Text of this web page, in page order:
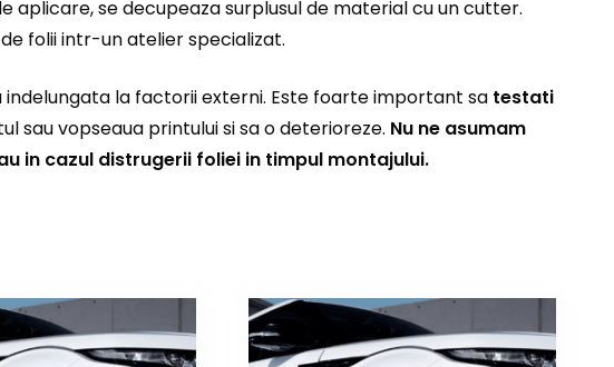
se decupeaza surplusul de material cu un cutter.
folii intr-un atelier specializat.
la factorii externi. Este foarte important sa testati
sau vopseaua printului si sa o deterioreze. Nu ne asumam
in cazul distrugerii foliei in timpul montajului.